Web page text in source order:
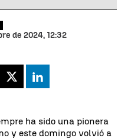
de 2024, 12:32
X Linkedin
ha sido una pionera
y este domingo volvió a